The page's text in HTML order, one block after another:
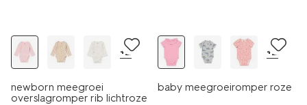
+2
newborn meegroei
overslagromper rib lichtroze
+2
baby meegroeiromper roze